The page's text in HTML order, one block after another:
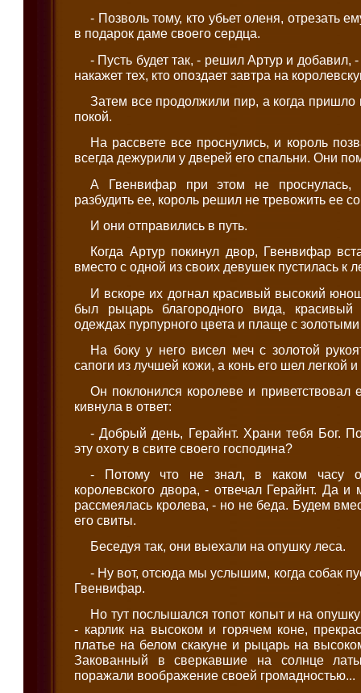
- Позволь тому, кто убьет оленя, отрезать
в подарок даме своего сердца.
- Пусть будет так, - решил Артур и добавил,
накажет тех, кто опоздает завтра на
Затем все продолжили пир, а когда пришло
покой.
На рассвете все проснулись, и король
всегда дежурили у дверей его спальни. Они
А Гвенвифар при этом не проснулась,
разбудить ее, король решил не тревожить ее
И они отправились в путь.
Когда Артур покинул двор, Гвенвифар
вместо с одной из своих девушек пустилась к
И вскоре их догнал красивый высокий
был рыцарь благородного вида,
одеждах пурпурного цвета и плаще с
На боку у него висел меч с золотой
сапоги из лучшей кожи, а конь его шел легкой
Он поклонился королеве и приветствовал
кивнула в ответ:
- Добрый день, Герайнт. Храни тебя Бог.
эту охоту в свите своего господина?
- Потому что не знал, в каком часу
королевского двора, - отвечал Герайнт. Да
рассмеялась кролева, - но не беда. Будем
его свиты.
Беседуя так, они выехали на опушку леса.
- Ну вот, отсюда мы услышим, когда собак
Гвенвифар.
Но тут послышался топот копыт и на
- карлик на высоком и горячем коне,
платье на белом скакуне и рыцарь на
Закованный в сверкавшие на солнце
поражали воображение своей громадностью...